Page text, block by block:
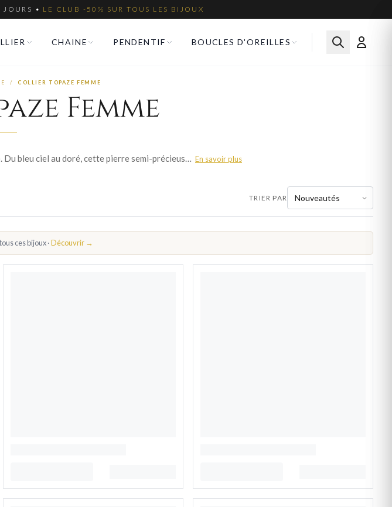
• LE CLUB -50% SUR TOUS LES BIJOUX
CHAINE PENDENTIF BOUCLES D'OREILLES
/ COLLIER TOPAZE FEMME
Femme
La topaze apporte à nos colliers femme une luminosité naturelle. Du bleu ciel au doré, cette pierre semi-précieuse se marie parfaitement à l'or jaune, l'or blanc et l'argent 925. En savoir plus
TRIER PAR
ces bijoux ·Découvrir →